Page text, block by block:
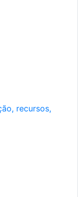
recursos,